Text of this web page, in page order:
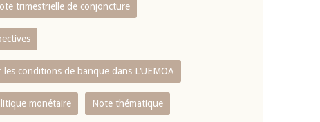
trimestrielle de conjoncture
conditions de banque dans L‘UEMOA
monétaire Note thématique